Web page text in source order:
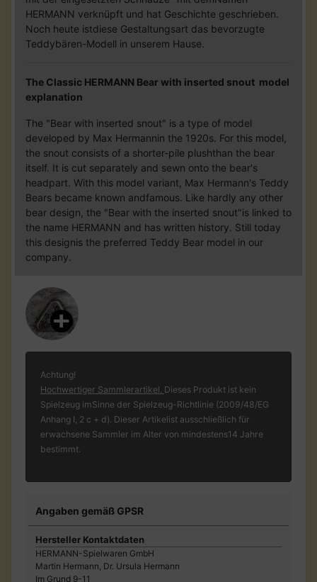
HERMANN verknüpft und hat Geschichte geschrieben.
Noch heute istdiese Gestaltungsart das bevorzugte
Teddybären-Modell in unserem Hause.
The Classic HERMANN Bear with inserted snout model
explanation
The "Bear with inserted snout" is a type of model
developed by Max Hermannin the 1920s. For this model,
the snout consists of a shorter-pile plushthan the bear
itself. It is cut separately and sewn onto the bear's
headpart. With this model variant, Max Hermann's Teddy
Bears became known andfamous. Like hardly any other
bear design, the "Bear with the inserted snout"is linked to
the name HERMANN and has written history. Still today
this designis the preferred Teddy Bear model in our
company.
Achtung!
Hochwertiger Sammlerartikel. Dieses Produkt ist kein
Spielzeug imSinne der Spielzeug-Richtlinie (2009/48/EG
Anhang I, 2 c + d). Dieser Artikelist ausschließlich für
erwachsene Sammler im Alter von mindestens14 Jahre
bestimmt.
Angaben gemäß GPSR
Hersteller Kontaktdaten
HERMANN-Spielwaren GmbH
Martin Hermann, Dr. Ursula Hermann
Im Grund 9-11